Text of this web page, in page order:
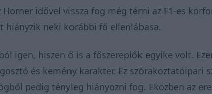
idővel vissza fog még térni az F1-es
hiányzik neki korábbi fő ellenlábasa.
igen, hiszen ő is a főszereplők egyike volt.
és kemény karakter. Ez szórakoztatóipari
pedig tényleg hiányozni fog. Eközben az